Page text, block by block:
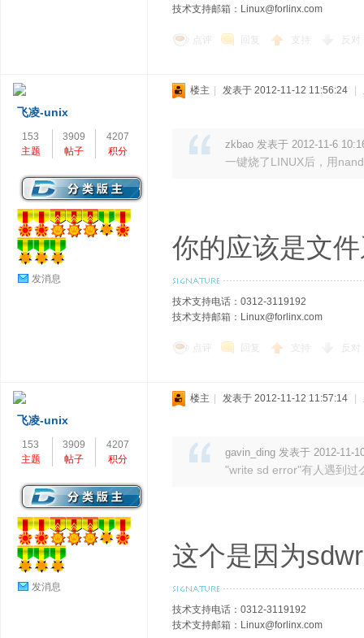
技术支持邮箱：Linux@forlinx.com
点评 回复 支持 反对
飞凌-unix
153
主题
3909
帖子
4207
积分
发消息
楼主 发表于 2012-11-12 11:56:24
zkbao 发表于 2012-11-6
一键烧了LINUX后，用
你的应该是文
技术支持电话：0312-3119192
技术支持邮箱：Linux@forlinx.com
点评 回复 支持 反对
飞凌-unix
153
主题
3909
帖子
4207
积分
发消息
楼主 发表于 2012-11-12 11:57:14
gavin_ding 发表于 2012-11-
"write sd error"有人遇到过
这个是因为
技术支持电话：0312-3119192
技术支持邮箱：Linux@forlinx.com